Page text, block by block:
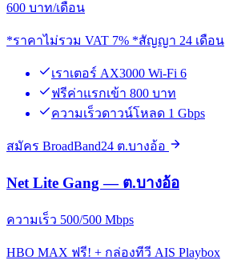
600 บาท/เดือน
*ราคาไม่รวม VAT 7% *สัญญา 24 เดือน
เราเตอร์ AX3000 Wi-Fi 6
ฟรีค่าแรกเข้า 800 บาท
ความเร็วดาวน์โหลด 1 Gbps
สมัคร BroadBand24 ต.บางอ้อ
Net Lite Gang — ต.บางอ้อ
ความเร็ว 500/500 Mbps
HBO MAX ฟรี! + กล่องทีวี AIS Playbox